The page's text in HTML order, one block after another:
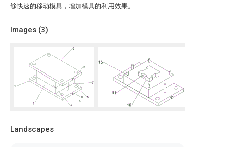
够快速的移动模具，增加模具的利用效果。
Images (3)
Landscapes